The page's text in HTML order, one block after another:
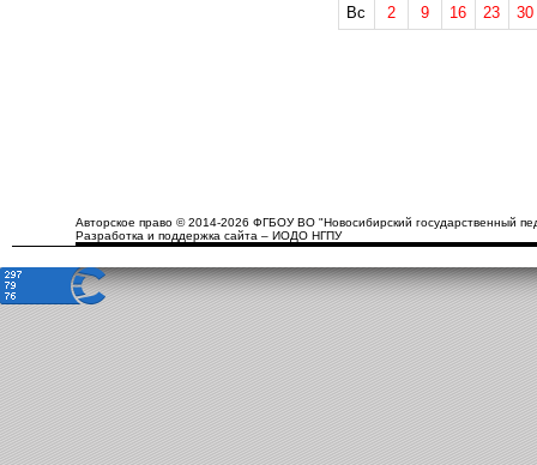
Вс
2 9 16 23 30
Авторское право © 2014-2026 ФГБОУ ВО "Новосибирский государственный
Разработка и поддержка сайта – ИОДО НГПУ